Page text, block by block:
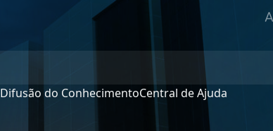
Difusão do ConhecimentoCentral de Ajuda